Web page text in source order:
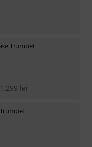
Trumpet
1.299 lei